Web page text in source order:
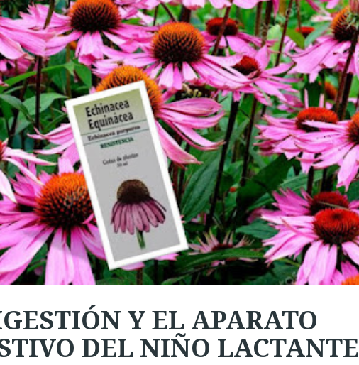
Y EL APARATO
DEL NIÑO LACTANTE